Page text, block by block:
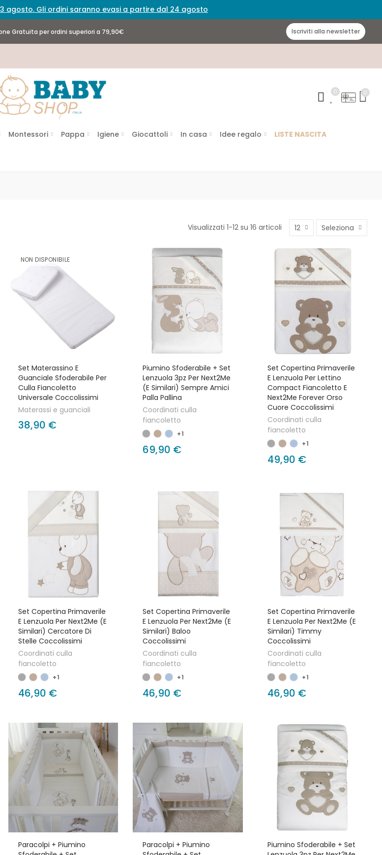
agosto. Gli ordini saranno evasi a partire dal 24 agosto
Gratuita per ordini superiori a 79,90€ Iscriviti alla newsletter
0 0
Montessori Pappa Igiene Giocattoli In casa Idee regalo LISTE NASCITA
Visualizzati 1-12 su 16 articoli 12 Seleziona
NON DISPONIBILE
Set Materassino E
Guanciale Sfoderabile Per
Culla Fiancoletto
Universale Coccolissimi
Materassi e guanciali
38,90 €
Piumino Sfoderabile + Set
Lenzuola 3pz Per Next2Me
(e Similari) Sempre Amici
Palla Pallina
Coordinati culla
fiancoletto
+1
69,90 €
Set Copertina Primaverile
E Lenzuola Per Lettino
Compact Fiancoletto E
Next2Me Forever Orso
Cuore Coccolissimi
Coordinati culla
fiancoletto
+1
49,90 €
Set Copertina Primaverile
E Lenzuola Per Next2Me (e
Similari) Cercatore Di
Stelle Coccolissimi
Coordinati culla
fiancoletto
+1
46,90 €
Set Copertina Primaverile
E Lenzuola Per Next2Me (e
Similari) Baloo
Coccolissimi
Coordinati culla
fiancoletto
+1
46,90 €
Set Copertina Primaverile
E Lenzuola Per Next2Me (e
Similari) Timmy
Coccolissimi
Coordinati culla
fiancoletto
+1
46,90 €
Paracolpi + Piumino
Paracolpi + Piumino
Piumino Sfoderabile + Set